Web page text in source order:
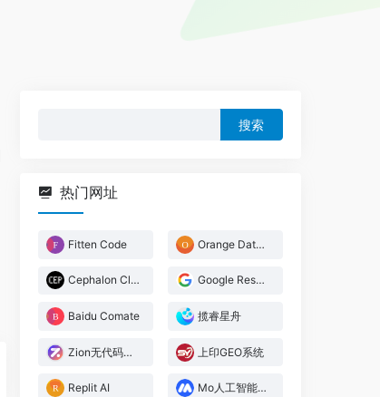
热门网址
Fitten Code Orange Data Mining
Cephalon Cloud Google Research
Baidu Comate 揽睿星舟
Zion无代码开发平台 上印GEO系统
Replit AI Mo人工智能教学实训平台